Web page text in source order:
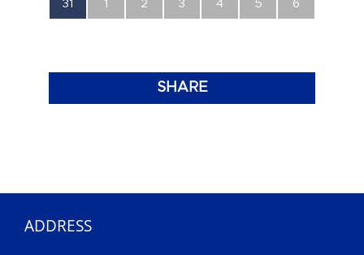
0
esemény,
31
0
esemény,
1
0
esemény,
2
0
esemény,
3
0
esemény,
4
0
esemény,
5
0
esemény,
6
SHARE
ADDRESS